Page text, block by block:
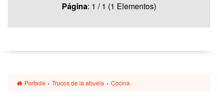
Página: 1 / 1 (1 Elementos)
Portada › Trucos de la abuela › Cocina